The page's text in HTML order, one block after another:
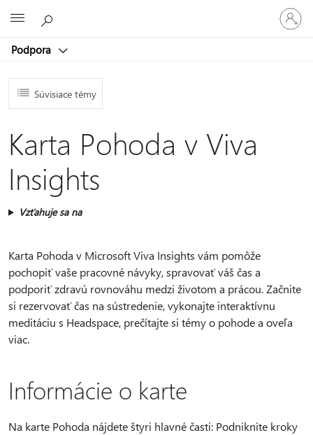
Podpora
Prihláste
sa
k
kontu
Súvisiace témy
Karta Pohoda v Viva
Insights
Vzťahuje sa na
Karta Pohoda v Microsoft Viva Insights vám pomôže
pochopiť vaše pracovné návyky, spravovať váš čas a
podporiť zdravú rovnováhu medzi životom a prácou. Začnite
si rezervovať čas na sústredenie, vykonajte interaktívnu
meditáciu s Headspace, prečítajte si témy o pohode a oveľa
viac.
Informácie o karte
Na karte Pohoda nájdete štyri hlavné časti: Podniknite kroky